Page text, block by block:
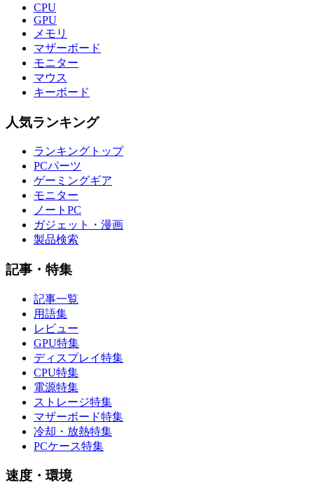
CPU
GPU
メモリ
マザーボード
モニター
マウス
キーボード
人気ランキング
ランキングトップ
PCパーツ
ゲーミングギア
モニター
ノートPC
ガジェット・漫画
製品検索
記事・特集
記事一覧
用語集
レビュー
GPU特集
ディスプレイ特集
CPU特集
電源特集
ストレージ特集
マザーボード特集
冷却・放熱特集
PCケース特集
速度・環境